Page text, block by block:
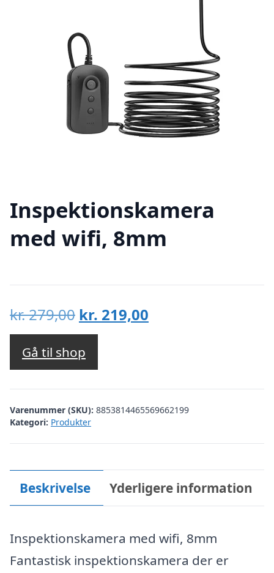
Inspektionskamera
med wifi, 8mm
kr.279,00 Den
oprindelige
pris
var:
kr. 279,00.
kr. 219,00
kr. 219,00.
Gå til shop
Varenummer (SKU): 8853814465569662199
Kategori: Produkter
Beskrivelse Yderligere information
Inspektionskamera med wifi, 8mm
Fantastisk inspektionskamera der er